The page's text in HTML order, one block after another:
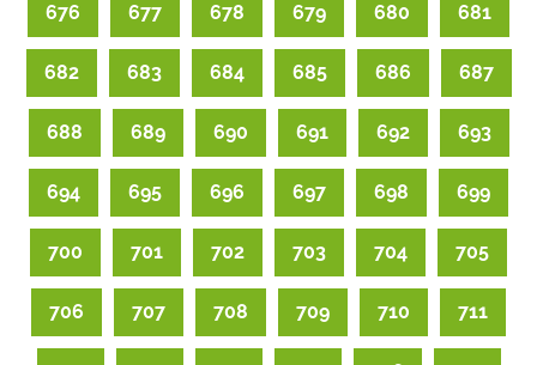
676 677 678 679 680 681
682 683 684 685 686 687
688 689 690 691 692 693
694 695 696 697 698 699
700 701 702 703 704 705
706 707 708 709 710 711